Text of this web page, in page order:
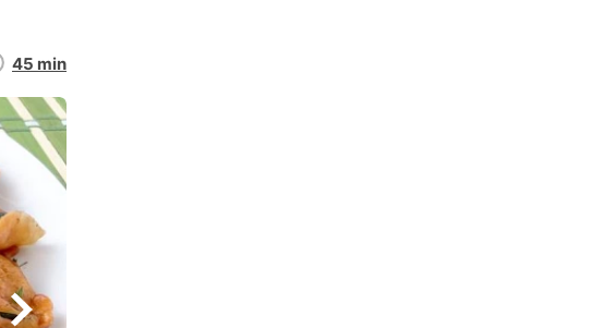
Doba
45 min